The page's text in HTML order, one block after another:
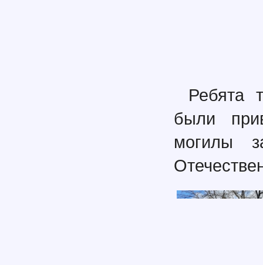
Ребята
были
могилы